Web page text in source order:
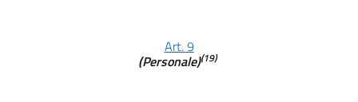
Art. 9
(Personale)(19)